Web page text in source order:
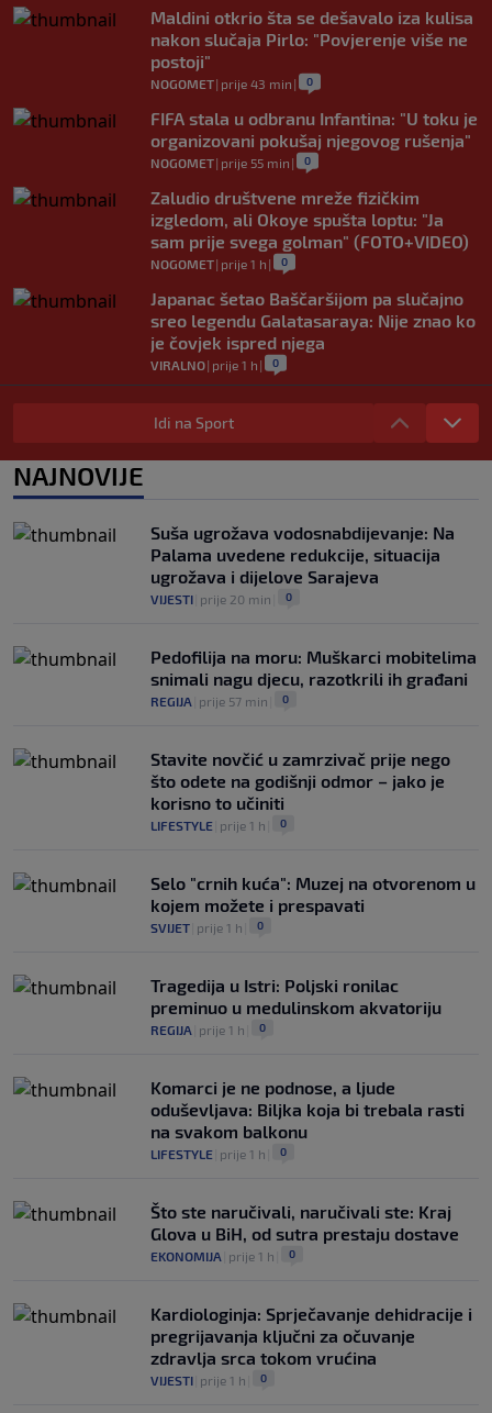
Maldini otkrio šta se dešavalo iza kulisa
nakon slučaja Pirlo: "Povjerenje više ne
postoji"
NOGOMET| prije 43 min | 0
FIFA stala u odbranu Infantina: "U toku je
organizovani pokušaj njegovog rušenja"
NOGOMET| prije 55 min | 0
Zaludio društvene mreže fizičkim
izgledom, ali Okoye spušta loptu: "Ja
sam prije svega golman" (FOTO+VIDEO)
NOGOMET| prije 1 h | 0
Japanac šetao Baščaršijom pa slučajno
sreo legendu Galatasaraya: Nije znao ko
je čovjek ispred njega
VIRALNO| prije 1 h | 0
Modrić bi mogao dobiti neočekivanu
ulogu u Milanu: Gazzetta nagovijestila
NOGOMET|prije 6 h| 0
to da ga pitam": Luda priča NBA zvijezde,
htio je samo jednu stvar
KOŠARKA| prije 6 h| 0
Idi na Sport
NAJNOVIJE
Suša ugrožava vodosnabdijevanje: Na
Palama uvedene redukcije, situacija
ugrožava i dijelove Sarajeva
VIJESTI prije 20 min 0
Pedofilija na moru: Muškarci mobitelima
snimali nagu djecu, razotkrili ih građani
REGIJA prije 57 min 0
Stavite novčić u zamrzivač prije nego
što odete na godišnji odmor – jako je
korisno to učiniti
LIFESTYLE prije 1 h 0
Selo "crnih kuća": Muzej na otvorenom u
kojem možete i prespavati
SVIJET prije 1 h 0
Tragedija u Istri: Poljski ronilac
preminuo u medulinskom akvatoriju
REGIJA prije 1 h 0
Komarci je ne podnose, a ljude
oduševljava: Biljka koja bi trebala rasti
na svakom balkonu
LIFESTYLE prije 1 h 0
Što ste naručivali, naručivali ste: Kraj
Glova u BiH, od sutra prestaju dostave
EKONOMIJA prije 1 h 0
Kardiologinja: Sprječavanje dehidracije i
pregrijavanja ključni za očuvanje
zdravlja srca tokom vrućina
VIJESTI prije 1 h 0